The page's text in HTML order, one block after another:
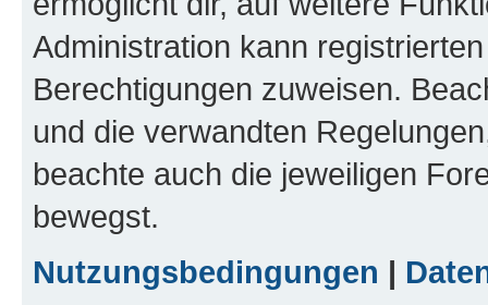
Administration kann
Berechtigungen zuweisen.
und die verwandten
beachte auch die jeweiligen
bewegst.
Nutzungsbedingungen |